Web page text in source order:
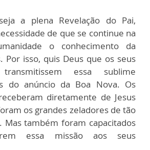
a plena Revelação do Pai,
de que se continue na
o conhecimento da
Por isso, quis Deus que os seus
transmitissem essa sublime
do anúncio da Boa Nova. Os
diretamente de Jesus
os grandes zeladores de tão
Mas também foram capacitados
essa missão aos seus